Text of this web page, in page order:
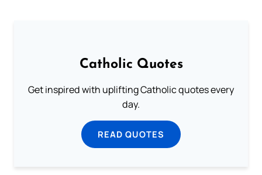
Catholic Quotes
Get inspired with uplifting Catholic quotes every
day.
READ QUOTES